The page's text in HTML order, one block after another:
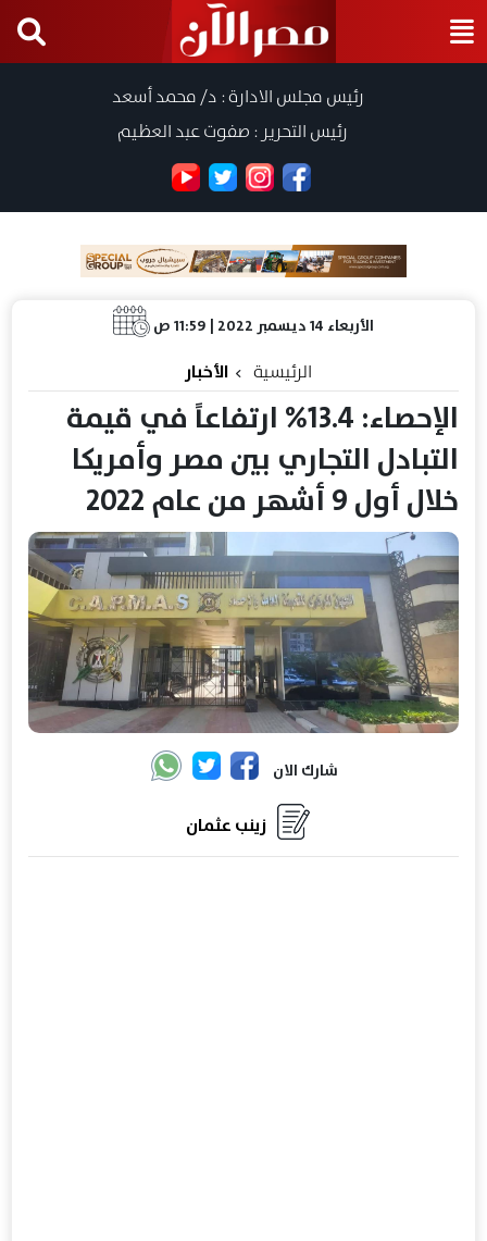
رئيس مجلس الادارة : د/ محمد أسعد
رئيس التحرير : صفوت عبد العظيم
الأربعاء 14 ديسمبر 2022 | 11:59 ص
الرئيسية الأخبار
الإحصاء: 13.4% ارتفاعاً في قيمة
التبادل التجاري بين مصر وأمريكا
خلال أول 9 أشهر من عام 2022
شارك الان
زينب عثمان